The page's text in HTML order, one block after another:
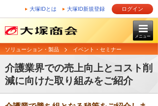
大塚IDとは 大塚ID新規登録 ログイン
メニュー
ソリューション・製品 イベント・セミナー
介護業界での売上向上とコスト削
減に向けた取り組みをご紹介